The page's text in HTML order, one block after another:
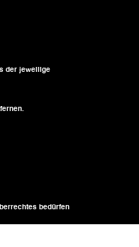
der jeweilige
bedürfen